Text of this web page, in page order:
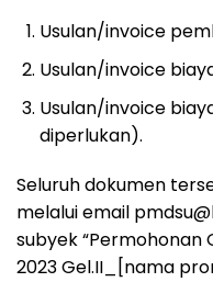
Usulan/invoice
Usulan/invoice
Usulan/invoice
diperlukan).
Seluruh dokumen
melalui email
subyek “Permohonan
2023 Gel.II_[nama